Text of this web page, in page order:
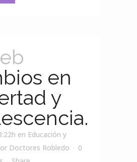
en
y
en Educación y
Doctores Robledo
0